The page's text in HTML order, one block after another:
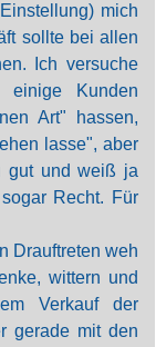
mich
sollte bei allen
Ich versuche
Kunden
Art" hassen,
lasse", aber
gut und weiß ja
Recht. Für
Drauftreten weh
wittern und
Verkauf der
gerade mit den